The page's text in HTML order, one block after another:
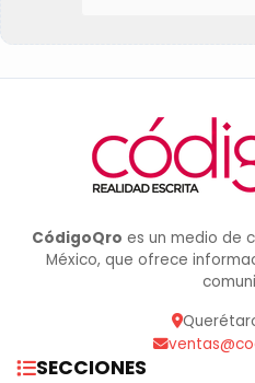
CódigoQro es un medio de
México, que ofrece
SECCIONES